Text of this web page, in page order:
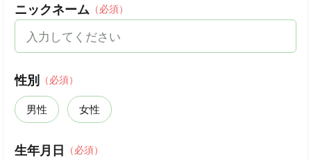
ニックネーム （必須）
性別 （必須）
男性 女性
生年月日 （必須）